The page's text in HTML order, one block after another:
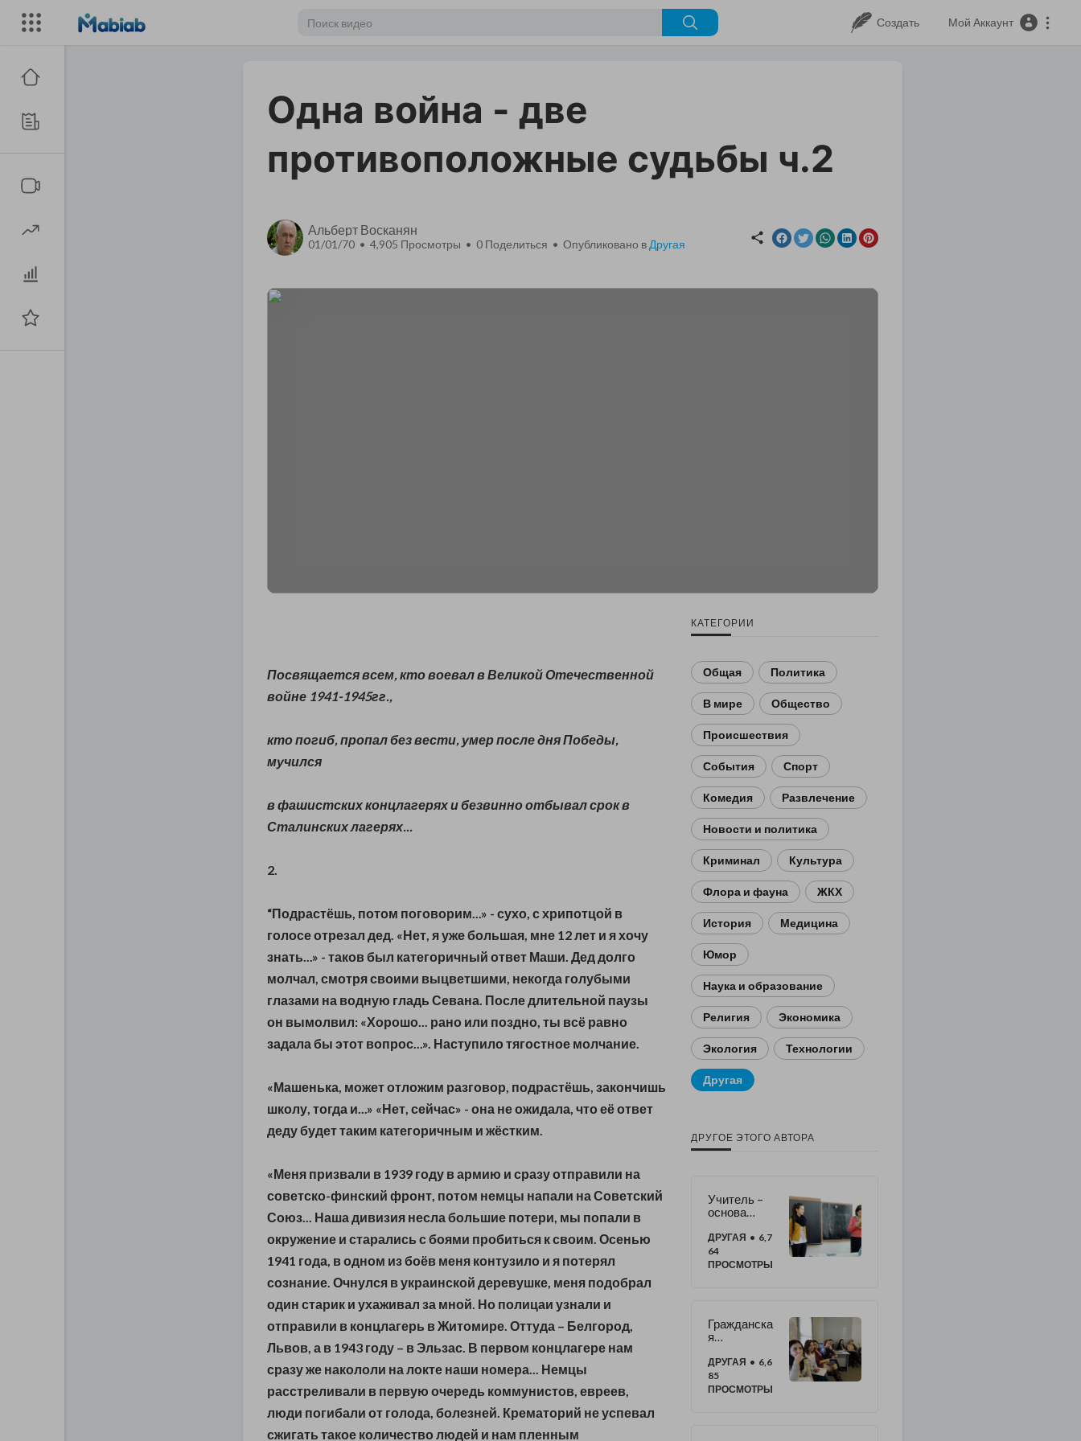
Создать Мой Аккаунт
Одна война - две
противоположные судьбы ч.2
Альберт Восканян
01/01/70 • 4,905 Просмотры • 0 Поделиться • Опубликовано в Другая
Посвящается всем, кто воевал в Великой Отечественной
войне 1941-1945гг.,
кто погиб,пропал без вести, умер после дня Победы,
мучился
в фашистских концлагерях и безвинно отбывал срок в
Сталинских лагерях...
2.
“Подрастёшь, потом поговорим...» - сухо, с хрипотцой в
голосе отрезал дед. «Нет, я уже большая, мне 12 лет и я хочу
знать...» - таков был категоричный ответ Маши. Дед долго
молчал, смотря своими выцветшими, некогда голубыми
глазами на водную гладь Севана. После длительной паузы
он вымолвил: «Хорошо... рано или поздно, ты всё равно
задала бы этот вопрос...». Наступило тягостное молчание.
«Машенька, может отложим разговор, подрастёшь, закончишь
школу, тогда и...» «Нет, сейчас» - она не ожидала, что её ответ
деду будет таким категоричным и жёстким.
«Меня призвали в 1939 году в армию и сразу отправили на
советско-финский фронт, потом немцы напали на Советский
Союз... Наша дивизия несла большие потери, мы попали в
окружение и старались с боями пробиться к своим. Осенью
1941 года, в одном из боёв меня контузило и я потерял
сознание. Очнулся в украинской деревушке, меня подобрал
один старик и ухаживал за мной. Но полицаи узнали и
отправили в концлагерь в Житомире. Оттуда – Белгород,
Львов, а в 1943 году – в Эльзас. В первом концлагере нам
сразу же накололи на локте наши номера... Немцы
расстреливали в первую очередь коммунистов, евреев,
люди погибали от голода, болезней. Крематорий не успевал
сжигать такое количество людей и нам пленным
КАТЕГОРИИ
Общая Политика
В мире Общество
Происшествия
События Спорт
Комедия Развлечение
Новости и политика
Криминал Культура
Флора и фауна ЖКХ
История Медицина
Юмор
Наука и образование
Религия Экономика
Экология Технологии
Другая
ДРУГОЕ ЭТОГО АВТОРА
Учитель –
основа
ДРУГАЯ • 6,7
64
ПРОСМОТРЫ
Гражданска
я
ка для не
работающи
х женщин
ДРУГАЯ • 6,6
85
ПРОСМОТРЫ